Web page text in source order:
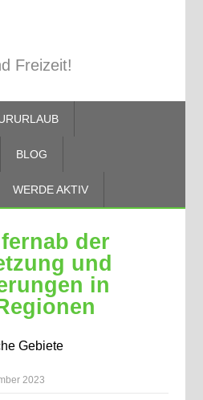
Freizeit!
BLOG
WERDE AKTIV
der
und
in
2023